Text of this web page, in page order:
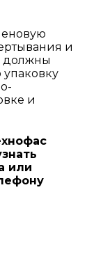
и
должны
и
или